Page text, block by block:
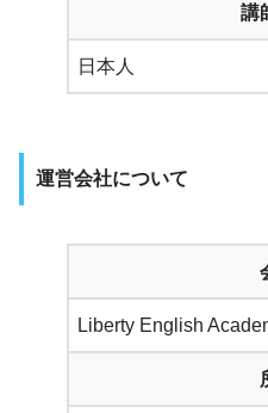
講
日本人
運営会社について
Liberty English